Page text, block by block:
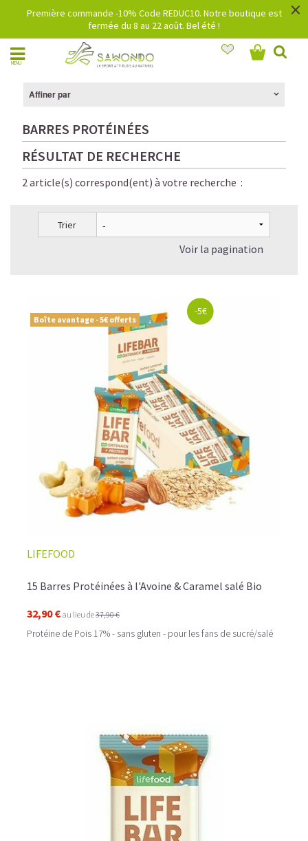
Première commande -10% Code REDUC10. Notre boutique est
fermée du 8 au 22 août. Bel été !
×
MENU
Affiner par
BARRES PROTÉINÉES
RÉSULTAT DE RECHERCHE
2 article(s) correspond(ent) à votre recherche :
Trier
Voir la pagination
Boîte avantage - 5€ offerts
-5€
LIFEFOOD
15 Barres Protéinées à l'Avoine & Caramel salé Bio
32,90 € au lieu de37,90 €
Protéine de Pois 17% - sans gluten - pour les fans de sucré/salé